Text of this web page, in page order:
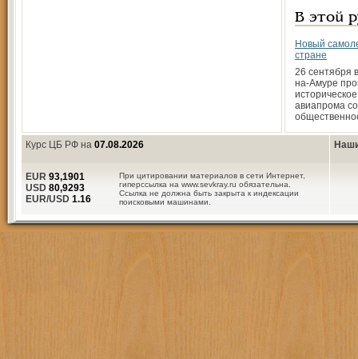
В этой
Новый
стране
26 сентября
на-Амуре
авиапрома
Курс ЦБ РФ на 07.08.2026
При цитировании материалов в сети Интернет,
гиперссылка на www.sevkray.ru обязательна.
Ссылка не должна быть закрыта к индексации
поисковыми машинами.
EUR 93,1901
USD 80,9293
EUR/USD 1.16